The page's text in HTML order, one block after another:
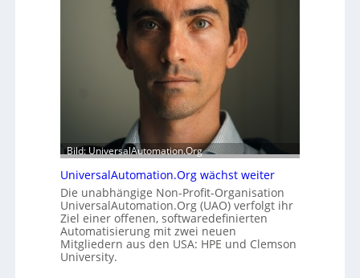
s
a
t
A
s
b
a
h
e
m
m
n
d
l
e
i
2
0
u
n
d
4
0
A
Bild: UniversalAutomation.Org
UniversalAutomation.Org wächst weiter
Die unabhängige Non-Profit-Organisation
UniversalAutomation.Org (UAO) verfolgt ihr
Ziel einer offenen, softwaredefinierten
Automatisierung mit zwei neuen
Mitgliedern aus den USA: HPE und Clemson
University.